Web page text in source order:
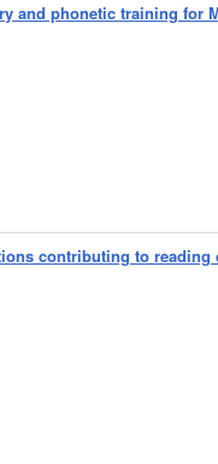
and phonetic training for
contributing to reading